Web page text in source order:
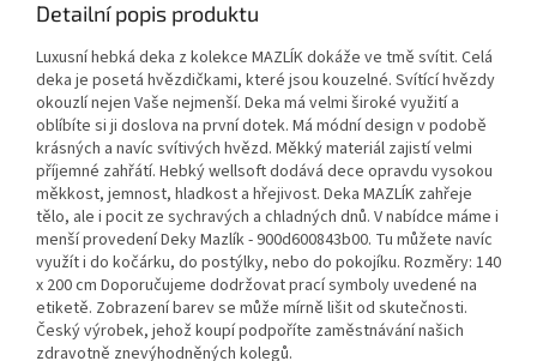
Detailní popis produktu
Luxusní hebká deka z kolekce MAZLÍK dokáže ve tmě svítit. Celá
deka je posetá hvězdičkami, které jsou kouzelné. Svítící hvězdy
okouzlí nejen Vaše nejmenší. Deka má velmi široké využití a
oblíbíte si ji doslova na první dotek. Má módní design v podobě
krásných a navíc svítivých hvězd. Měkký materiál zajistí velmi
příjemné zahřátí. Hebký wellsoft dodává dece opravdu vysokou
měkkost, jemnost, hladkost a hřejivost. Deka MAZLÍK zahřeje
tělo, ale i pocit ze sychravých a chladných dnů. V nabídce máme i
menší provedení Deky Mazlík - 900d600843b00. Tu můžete navíc
využít i do kočárku, do postýlky, nebo do pokojíku. Rozměry: 140
x 200 cm Doporučujeme dodržovat prací symboly uvedené na
etiketě. Zobrazení barev se může mírně lišit od skutečnosti.
Český výrobek, jehož koupí podpoříte zaměstnávání našich
zdravotně znevýhodněných kolegů.